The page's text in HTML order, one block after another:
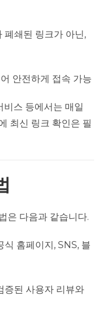
폐쇄된 링크가 아닌,
안전하게 접속 가능
비스 등에서는 매일
최신 링크 확인은 필
은 다음과 같습니다.
식 홈페이지, SNS, 블
증된 사용자 리뷰와